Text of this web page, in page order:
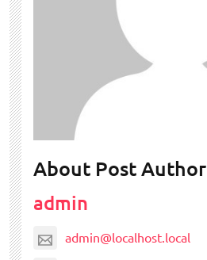
About Post Author
admin
admin@localhost.local